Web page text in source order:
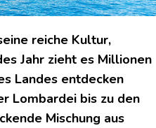
reiche Kultur,
Jahr zieht es Millionen
Landes entdecken
Lombardei bis zu den
Mischung aus